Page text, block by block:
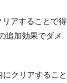
アすることで得
追加効果でダメ
クリアすること